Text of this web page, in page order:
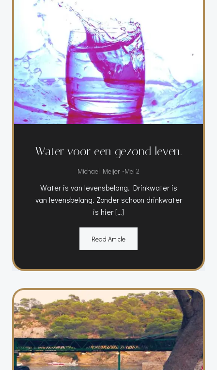
Water voor een gezond leven.
Michael Meijer -Mei 2
Water is van levensbelang. Drinkwater is
van levensbelang. Zonder schoon drinkwater
is hier […]
Read Article